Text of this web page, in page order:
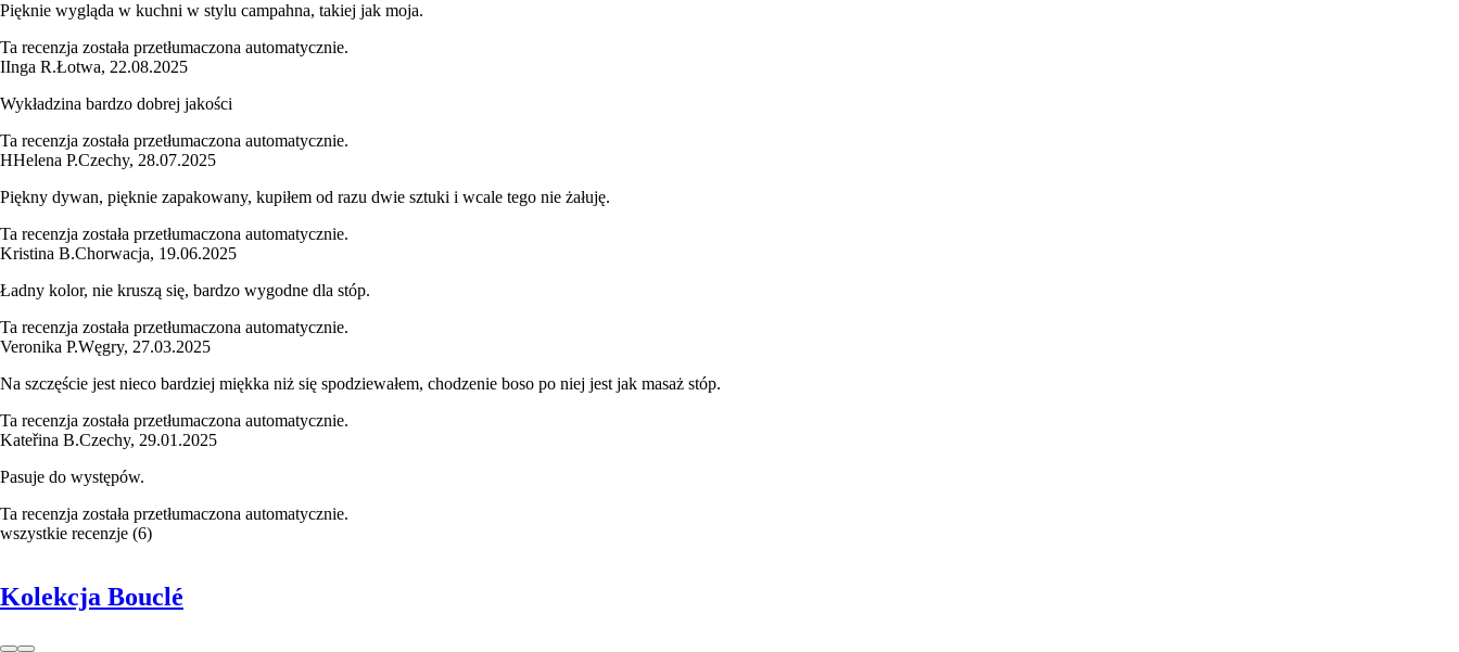
Pięknie wygląda w kuchni w stylu campahna, takiej jak moja.
Ta recenzja została przetłumaczona automatycznie.
IInga R.Łotwa, 22.08.2025
Wykładzina bardzo dobrej jakości
Ta recenzja została przetłumaczona automatycznie.
HHelena P.Czechy, 28.07.2025
Piękny dywan, pięknie zapakowany, kupiłem od razu dwie sztuki i wcale tego nie żałuję.
Ta recenzja została przetłumaczona automatycznie.
Kristina B.Chorwacja, 19.06.2025
Ładny kolor, nie kruszą się, bardzo wygodne dla stóp.
Ta recenzja została przetłumaczona automatycznie.
Veronika P.Węgry, 27.03.2025
Na szczęście jest nieco bardziej miękka niż się spodziewałem, chodzenie boso po niej jest jak masaż stóp.
Ta recenzja została przetłumaczona automatycznie.
Kateřina B.Czechy, 29.01.2025
Pasuje do występów.
Ta recenzja została przetłumaczona automatycznie.
wszystkie recenzje (6)
Kolekcja Bouclé